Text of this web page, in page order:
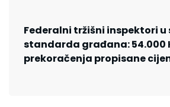
Federalni tržišni inspektori
standarda građana: 54.000
prekoračenja propisane